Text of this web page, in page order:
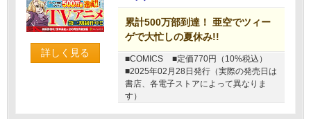
詳しく見る
累計500万部到達！ 亜空でツィー
ゲで大忙しの夏休み!!
■COMICS
■定価770円（10%税込）
■2025年02月28日発行（実際の発売日は
書店、各電子ストアによって異なりま
す）